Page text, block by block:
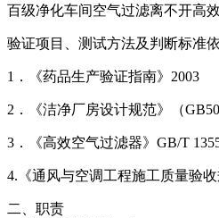
百级净化车间空气过滤离不开高
验证项目、测试方法及判断标准
1．《药品生产验证指南》2003
2．《洁净厂房设计规范》（
3．《高效空气过滤器》GB/T
4.《通风与空调工程施工质量验
二、职责